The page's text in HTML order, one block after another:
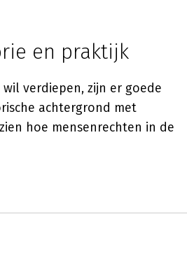
en praktijk
verdiepen, zijn er goede
achtergrond met
hoe mensenrechten in de